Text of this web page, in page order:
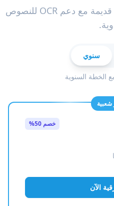
ترجمة صور دقيقة إلى يونانية قديمة مع دعم OCR للنصوص
سنوي
شعبية
خصم 50%
الآن